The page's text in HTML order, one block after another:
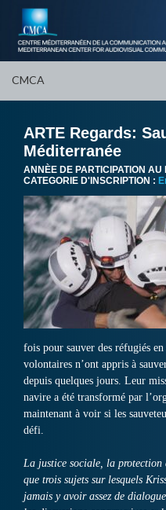
CMCA
ARTE Regards:
Méditerranée
ANNÈE DE PARTICIPATION AU
CATEGORIE D'INSCRIPTION :
fois pour sauver des réfugiés
volontaires n’ont appris à
depuis quelques jours. Leur
navire a été transformé par
maintenant à voir si les
défi.
La justice sociale, la protection
que trois sujets sur lesquels
jamais y avoir assez de